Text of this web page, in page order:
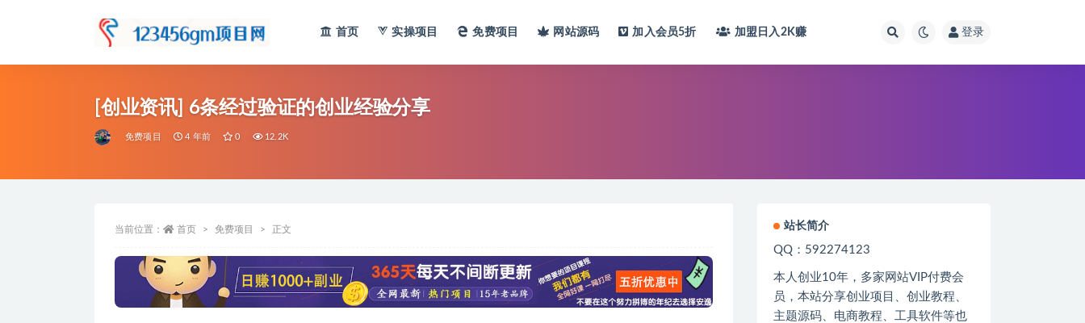
首页 实操项目 免费项目 网站源码 加入会员5折 加盟日入2K赚 登录
[创业资讯] 6条经过验证的创业经验分享
免费项目 4 年前 0 12.2K
当前位置： 首页 免费项目 正文 站长简介
QQ：592274123
本人创业10年，多家网站VIP付费会
员，本站分享创业项目、创业教程、
主题源码、电商教程、工具软件等也